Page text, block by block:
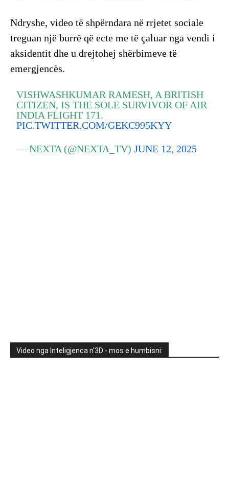
Ndryshe, video të shpërndara në rrjetet sociale
treguan një burrë që ecte me të çaluar nga vendi i
aksidentit dhe u drejtohej shërbimeve të
emergjencës.
VISHWASHKUMAR RAMESH, A BRITISH
CITIZEN, IS THE SOLE SURVIVOR OF AIR
INDIA FLIGHT 171.
PIC.TWITTER.COM/GEKC995KYY
— NEXTA (@NEXTA_TV)JUNE 12, 2025
Video nga Inteligjenca n'3D - mos e humbisni: